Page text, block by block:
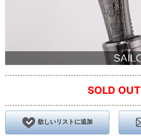
SOLD OUT
欲しいリストに追加